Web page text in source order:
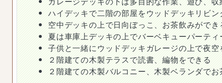
ハイデッキで二階の部屋をウッドデッキリビ
空中デッキの上で日向ぼっこ、お茶飲みができ
夏は車庫上デッキの上でバーベキューパーテ
子供と一緒にウッドデッキガレージの上で夜
２階建ての木製テラスで読書、編物をできる
２階建ての木製バルコニー、木製ベランダで